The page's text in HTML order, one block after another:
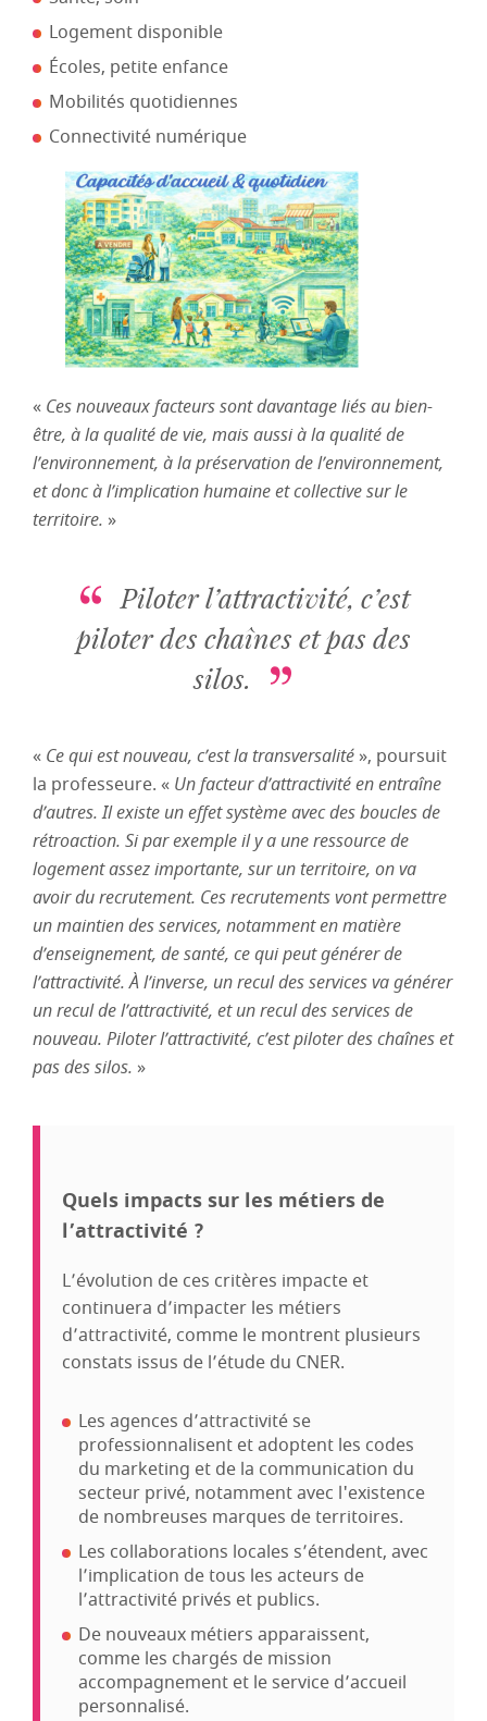
Logement disponible
Écoles, petite enfance
Mobilités quotidiennes
Connectivité numérique
« Ces nouveaux facteurs sont davantage liés au bien-
être, à la qualité de vie, mais aussi à la qualité de
l’environnement, à la préservation de l’environnement,
et donc à l’implication humaine et collective sur le
territoire. »
Piloter l’attractivité, c’est
piloter des chaînes et pas des
silos.
« Ce qui est nouveau, c’est la transversalité », poursuit
la professeure. « Un facteur d’attractivité en entraîne
d’autres. Il existe un effet système avec des boucles de
rétroaction. Si par exemple il y a une ressource de
logement assez importante, sur un territoire, on va
avoir du recrutement. Ces recrutements vont permettre
un maintien des services, notamment en matière
d’enseignement, de santé, ce qui peut générer de
l’attractivité. À l’inverse, un recul des services va générer
un recul de l’attractivité, et un recul des services de
nouveau. Piloter l’attractivité, c’est piloter des chaînes et
pas des silos. »
Quels impacts sur les métiers de
l’attractivité ?
L’évolution de ces critères impacte et
continuera d’impacter les métiers
d’attractivité, comme le montrent plusieurs
constats issus de l’étude du CNER.
Les agences d’attractivité se
professionnalisent et adoptent les codes
du marketing et de la communication du
secteur privé, notamment avec l'existence
de nombreuses marques de territoires.
Les collaborations locales s’étendent, avec
l’implication de tous les acteurs de
l’attractivité privés et publics.
De nouveaux métiers apparaissent,
comme les chargés de mission
accompagnement et le service d’accueil
personnalisé.